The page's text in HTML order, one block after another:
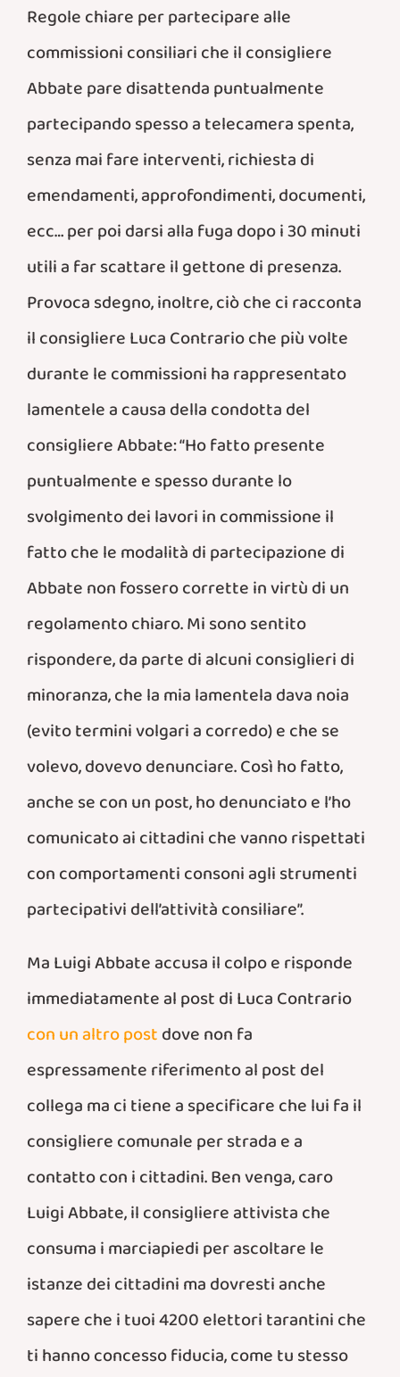
Regole chiare per partecipare alle
commissioni consiliari che il consigliere
Abbate pare disattenda puntualmente
partecipando spesso a telecamera spenta,
senza mai fare interventi,richiesta di
emendamenti, approfondimenti, documenti,
ecc… per poi darsi alla fuga dopo i 30 minuti
utili a far scattare il gettone di presenza.
Provoca sdegno, inoltre, ciò che ci racconta
il consigliere Luca Contrario che più volte
durante le commissioni ha rappresentato
lamentele a causa della condotta del
consigliere Abbate: “Ho fatto presente
puntualmente e spesso durante lo
svolgimento dei lavori in commissione il
fatto che le modalità di partecipazione di
Abbate non fossero corrette in virtù di un
regolamento chiaro. Mi sono sentito
rispondere, da parte di alcuni consiglieri di
minoranza, che la mia lamentela dava noia
(evito termini volgari a corredo) e che se
volevo, dovevo denunciare. Così ho fatto,
anche se con un post, ho denunciato e l’ho
comunicato ai cittadini che vanno rispettati
con comportamenti consoni agli strumenti
partecipativi dell’attività consiliare”.
Ma Luigi Abbate accusa il colpo e risponde
immediatamente al post di Luca Contrario
con un altro postdove non fa
espressamente riferimento al post del
collega ma ci tiene a specificare che lui fa il
consigliere comunale per strada e a
contatto con i cittadini. Ben venga, caro
Luigi Abbate, il consigliere attivista che
consuma i marciapiedi per ascoltare le
istanze dei cittadini ma dovresti anche
sapere che i tuoi 4200 elettori tarantini che
ti hanno concesso fiducia, come tu stesso